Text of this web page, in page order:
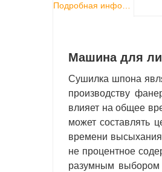
Подробная информация о продукте
Машина для
Сушилка шпона
производству
влияет на общее
может составлять
времени
не процентное
разумным